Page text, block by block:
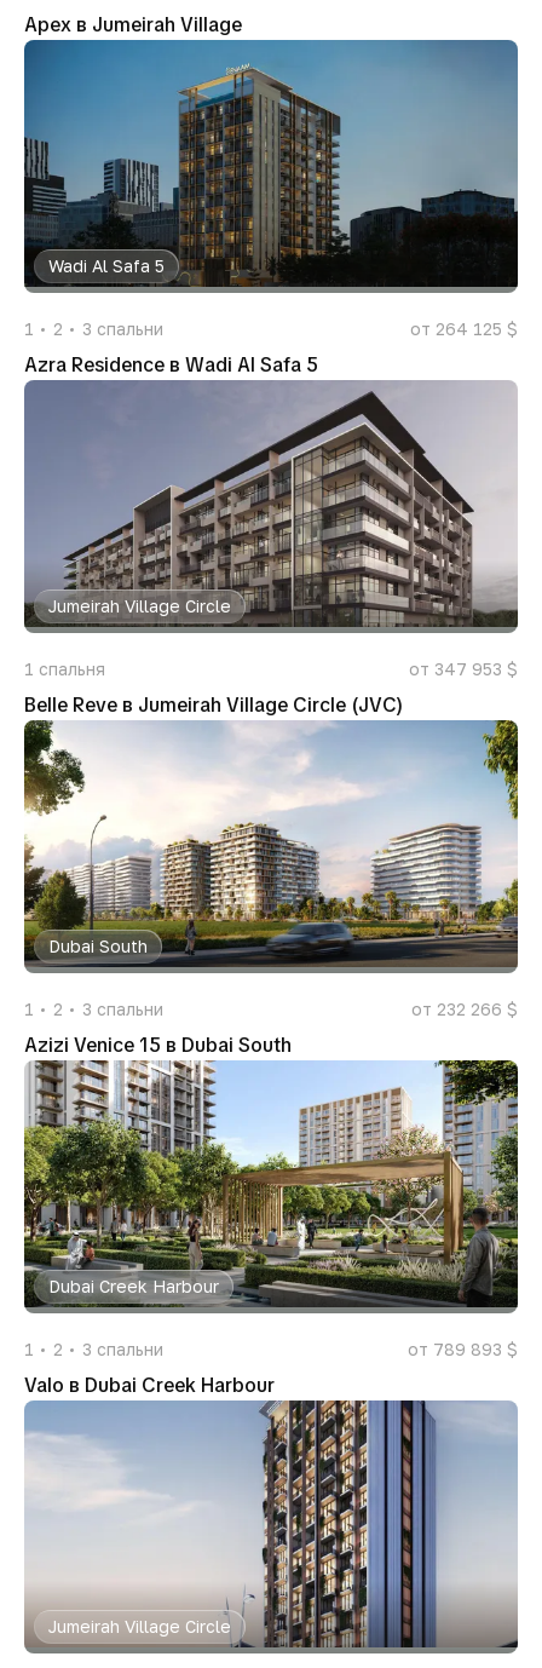
Apex в Jumeirah Village
Wadi Al Safa 5
1 2 3 спальни от 264 125 $
Azra Residence в Wadi Al Safa 5
Jumeirah Village Circle
1 спальня от 347 953 $
Belle Reve в Jumeirah Village Circle (JVC)
Dubai South
1 2 3 спальни от 232 266 $
Azizi Venice 15 в Dubai South
Dubai Creek Harbour
1 2 3 спальни от 789 893 $
Valo в Dubai Creek Harbour
Jumeirah Village Circle